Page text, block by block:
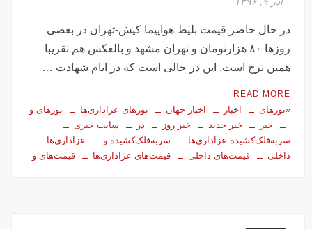
در حال حاضر قیمت بلیط هواپیما کیش-تهران در بعضی
روزها ۸۰ هزارتومان و تهران مشهد و بالعکس هم تقریبا
همین نرخ است. این در حالی است که در ایام شهادت …
READ MORE
«تورهای اخبار اخبار جهان تورهای عزاداری‌ها
تورهای و
خبر
خبر جدید خبر روز در
سایت خبری
سر‌به‌فلک‌کشیده عزاداری‌ها
سر‌به‌فلک‌کشیده و
عزاداری‌ها
داخلی
قیمت‌های داخلی قیمت‌های عزاداری‌ها قیمت‌های و